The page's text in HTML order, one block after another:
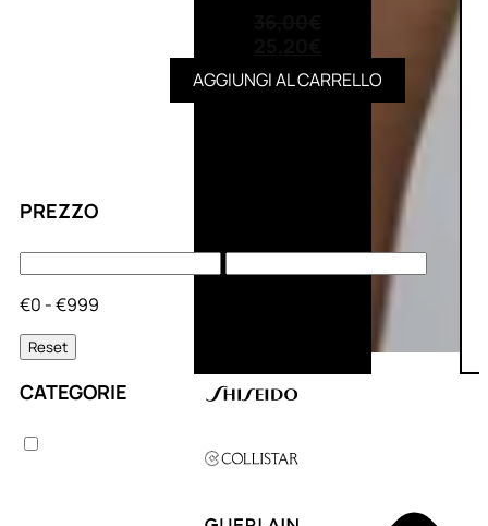
PREZZO
€0 - €999
Reset
CATEGORIE
AGGIUNGI AL CARRELLO